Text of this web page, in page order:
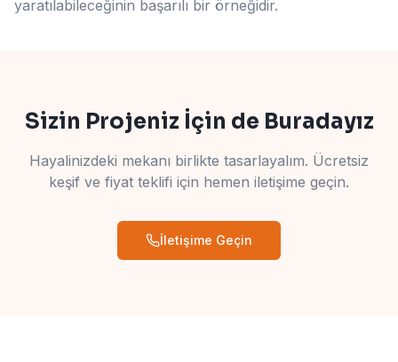
yaratılabileceğinin başarılı bir örneğidir.
Sizin Projeniz İçin de Buradayız
Hayalinizdeki mekanı birlikte tasarlayalım. Ücretsiz
keşif ve fiyat teklifi için hemen iletişime geçin.
İletişime Geçin